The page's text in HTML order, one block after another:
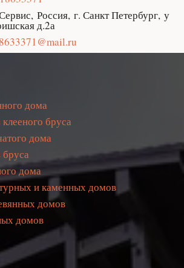
, Россия, г. Санкт Петербург, у
д.2а
дома
бруса
дома
дома
и каменных домов
домов
домов